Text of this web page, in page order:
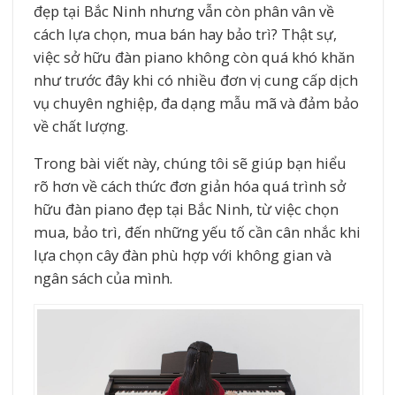
đẹp tại Bắc Ninh nhưng vẫn còn phân vân về
cách lựa chọn, mua bán hay bảo trì? Thật sự,
việc sở hữu đàn piano không còn quá khó khăn
như trước đây khi có nhiều đơn vị cung cấp dịch
vụ chuyên nghiệp, đa dạng mẫu mã và đảm bảo
về chất lượng.
Trong bài viết này, chúng tôi sẽ giúp bạn hiểu
rõ hơn về cách thức đơn giản hóa quá trình sở
hữu đàn piano đẹp tại Bắc Ninh, từ việc chọn
mua, bảo trì, đến những yếu tố cần cân nhắc khi
lựa chọn cây đàn phù hợp với không gian và
ngân sách của mình.